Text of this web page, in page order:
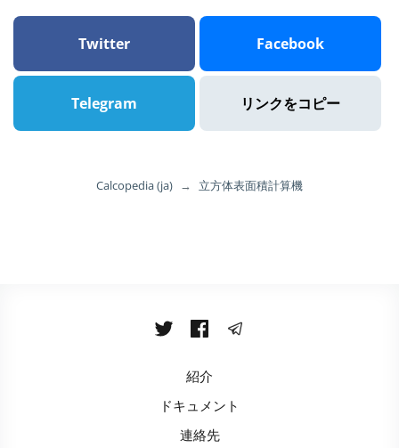
Twitter Facebook
Telegram リンクをコピー
Calcopedia (ja) → 立方体表面積計算機
紹介
ドキュメント
連絡先